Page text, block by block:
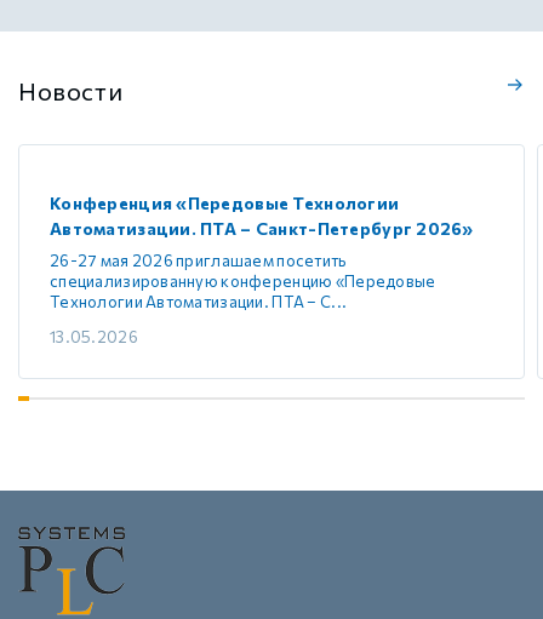
Новости
Конференция «Передовые Технологии
Автоматизации. ПТА – Санкт-Петербург 2026»
26-27 мая 2026 приглашаем посетить
специализированную конференцию «Передовые
Технологии Автоматизации. ПТА – С...
13.05.2026